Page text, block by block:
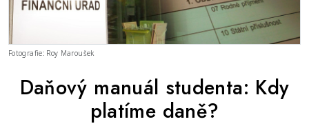
Fotografie: Roy Maroušek
Daňový manuál studenta: Kdy
platíme daně?